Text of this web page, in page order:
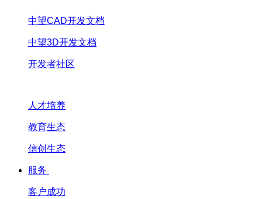
中望CAD开发文档
中望3D开发文档
开发者社区
人才培养
教育生态
信创生态
服务
客户成功